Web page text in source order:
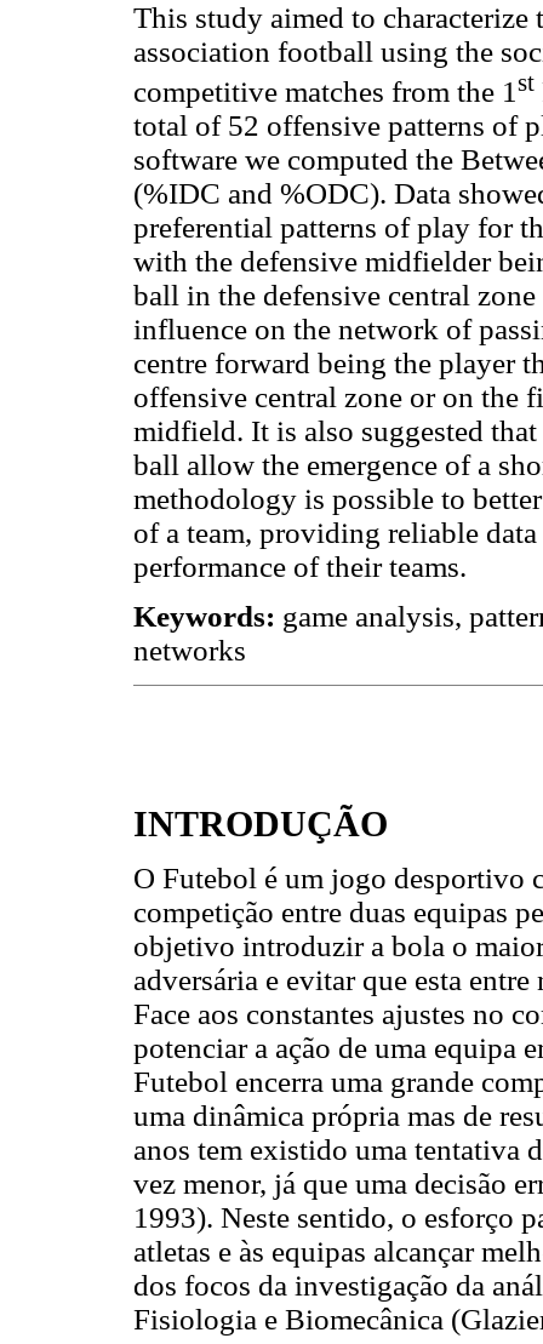
This study aimed to
association football using the
competitive matches from the 1 st
total of 52 offensive patterns of
software we computed the
(%IDC and %ODC). Data
preferential patterns of play for
with the defensive midfielder
ball in the defensive central
influence on the network of
centre forward being the player
offensive central zone or on the
midfield. It is also suggested
ball allow the emergence of a
methodology is possible to
of a team, providing reliable
performance of their teams.
Keywords: game analysis,
networks
INTRODUÇÃO
O Futebol é um jogo desportivo
competição entre duas equipas
objetivo introduzir a bola o
adversária e evitar que esta
Face aos constantes ajustes no
potenciar a ação de uma equipa
Futebol encerra uma grande
uma dinâmica própria mas de
anos tem existido uma tentativa
vez menor, já que uma decisão
1993). Neste sentido, o esforço
atletas e às equipas alcançar
dos focos da investigação da
Fisiologia e Biomecânica